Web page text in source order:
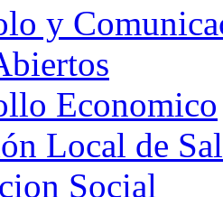
y
Economico
Local de
Social